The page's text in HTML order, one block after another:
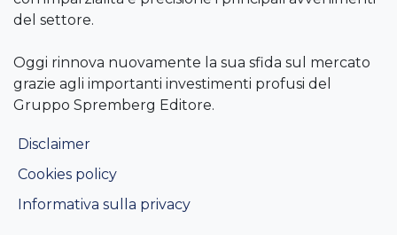
del settore.
Oggi rinnova nuovamente la sua sfida sul mercato
grazie agli importanti investimenti profusi del
Gruppo Spremberg Editore.
Disclaimer
Cookies policy
Informativa sulla privacy